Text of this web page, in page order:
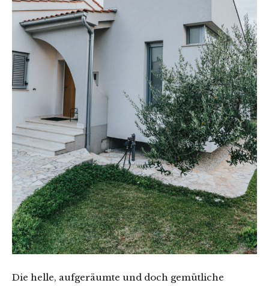
Die helle, aufgeräumte und doch gemütliche